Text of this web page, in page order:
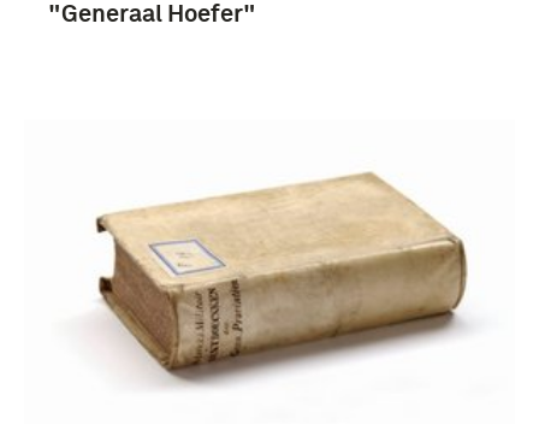
Legermuseum (1913-2014) (61)
Delft (28)
"Generaal Hoefer"